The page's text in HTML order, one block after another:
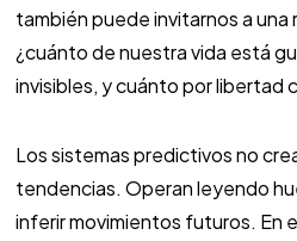
también puede invitarnos a
¿cuánto de nuestra vida está
invisibles, y cuánto por libertad
Los sistemas predictivos no
tendencias. Operan leyendo
inferir movimientos futuros. En